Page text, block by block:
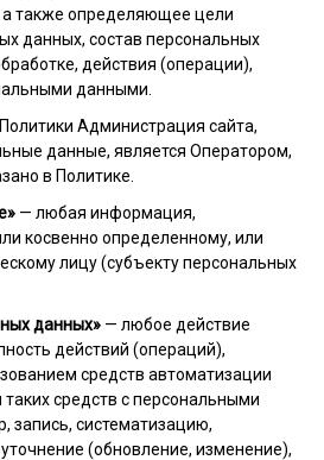
также определяющее цели
данных, состав персональных
действия (операции),
данными.
Администрация сайта,
данные, является Оператором,
в Политике.
— любая информация,
косвенно определенному, или
лицу (субъекту персональных
данных» — любое действие
действий (операций),
средств автоматизации
средств с персональными
запись, систематизацию,
(обновление, изменение),